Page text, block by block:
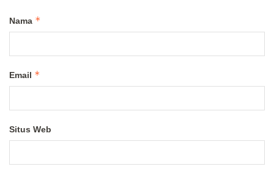
Nama *
Email *
Situs Web